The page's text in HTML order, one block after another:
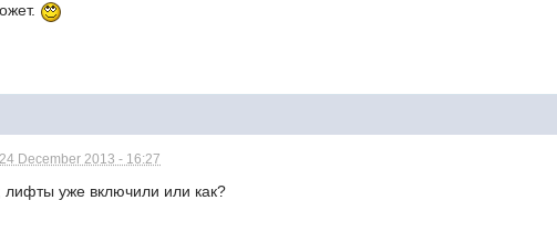
24 December 2013 - 16:27
лифты уже включили или как?